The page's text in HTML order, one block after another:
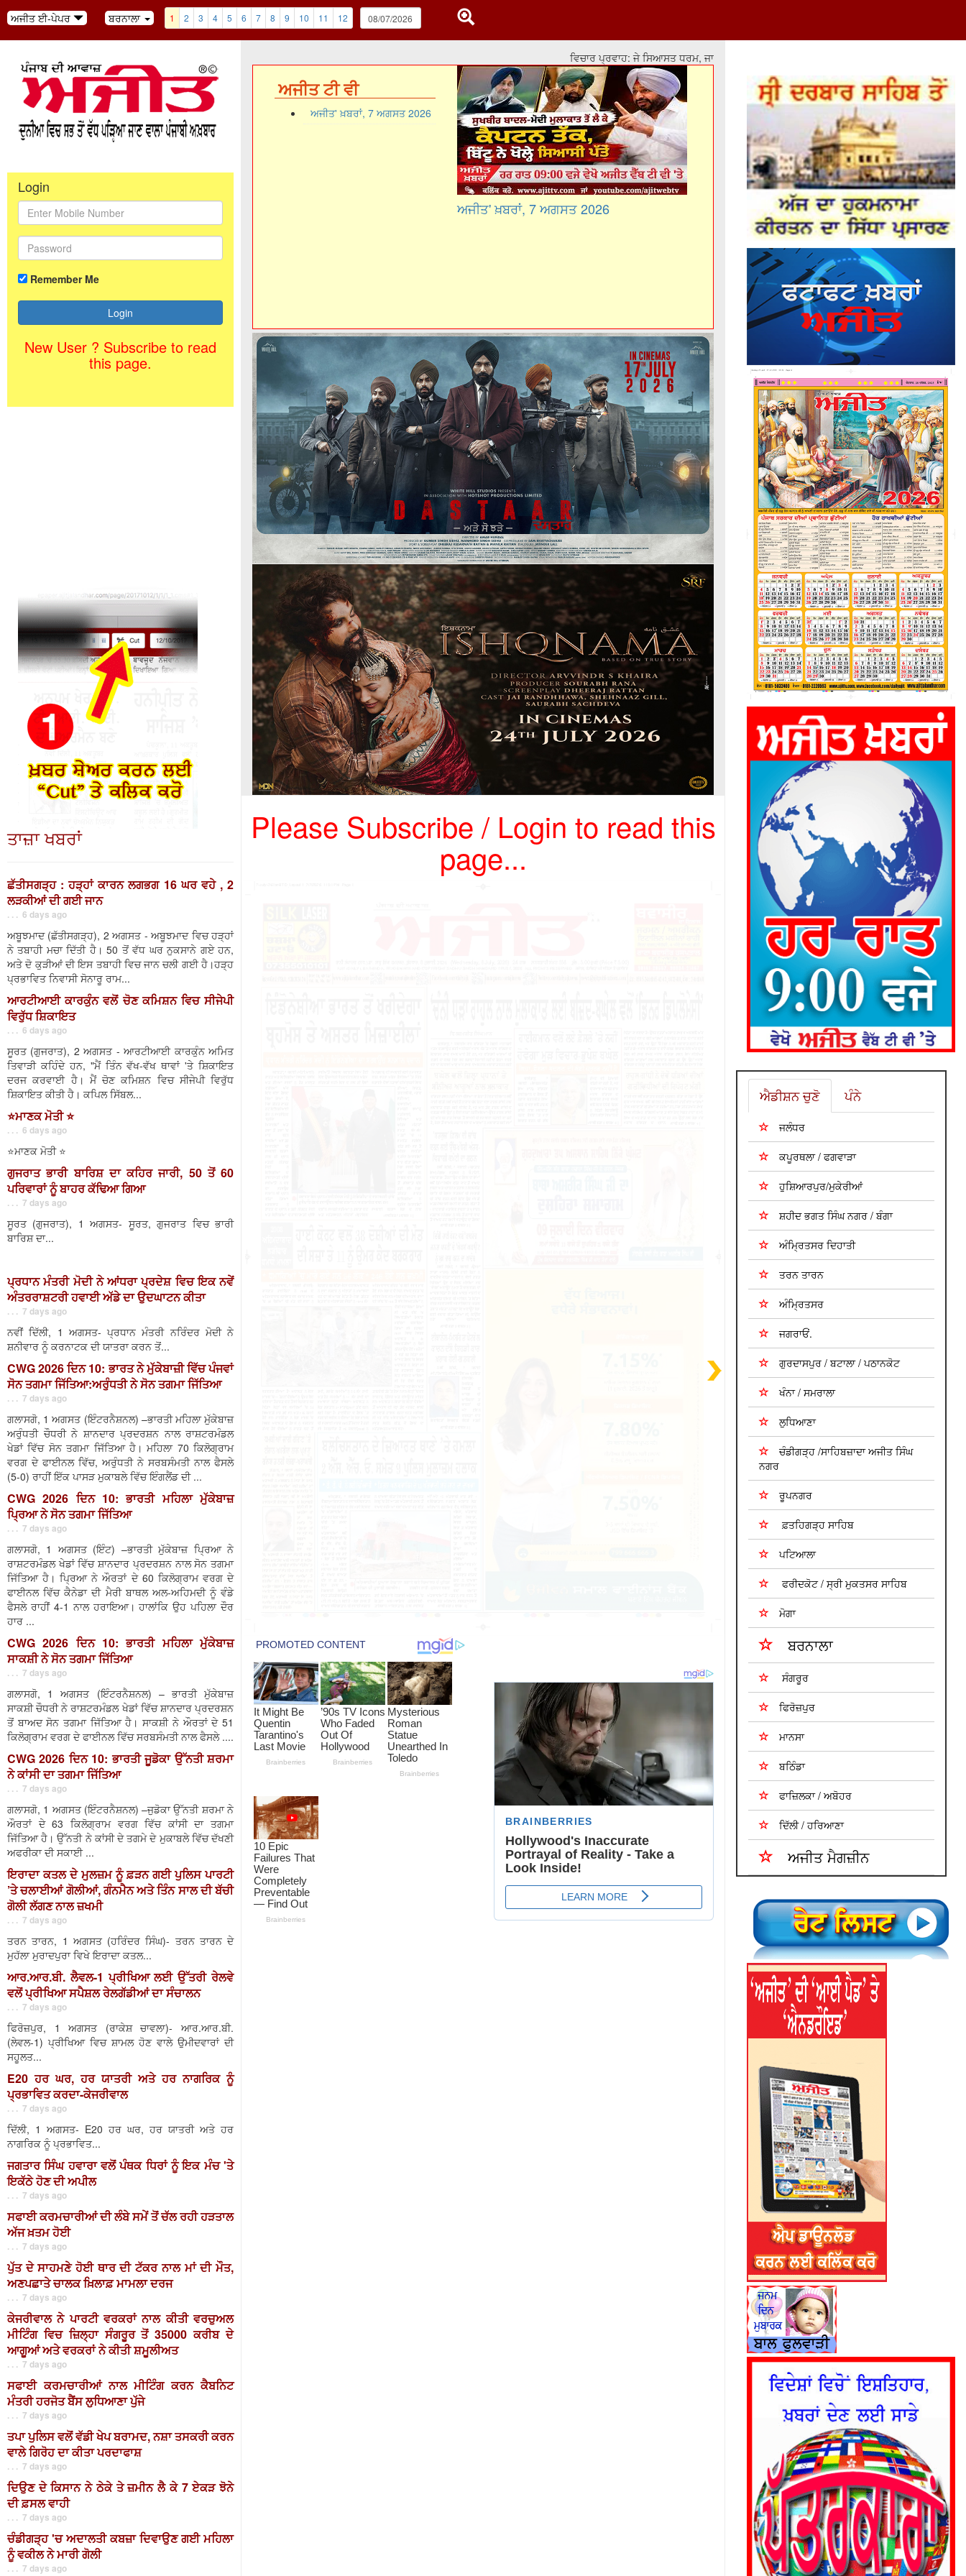
ਅਜੀਤ ਈ-ਪੇਪਰ ਬਰਨਾਲਾ 1 2 3 4 5 6 7 8 9 10 11 12
Login
Remember Me
New User ? Subscribe to read
this page.
ਤਾਜ਼ਾ ਖਬਰਾਂ
ਛੱਤੀਸਗੜ੍ਹ : ਹੜ੍ਹਾਂ ਕਾਰਨ ਲਗਭਗ 16 ਘਰ ਵਹੇ , 2
ਲੜਕੀਆਂ ਦੀ ਗਈ ਜਾਨ
. . . 6 days ago
ਅਬੂਝਮਾਦ (ਛੱਤੀਸਗੜ੍ਹ), 2 ਅਗਸਤ - ਅਬੂਝਮਾਦ ਵਿਚ ਹੜ੍ਹਾਂ
ਨੇ ਤਬਾਹੀ ਮਚਾ ਦਿੱਤੀ ਹੈ। 50 ਤੋਂ ਵੱਧ ਘਰ ਨੁਕਸਾਨੇ ਗਏ ਹਨ,
ਅਤੇ ਦੋ ਕੁੜੀਆਂ ਦੀ ਇਸ ਤਬਾਹੀ ਵਿਚ ਜਾਨ ਚਲੀ ਗਈ ਹੈ।ਹੜ੍ਹ
ਪ੍ਰਭਾਵਿਤ ਨਿਵਾਸੀ ਸੋਨਾਰੂ ਰਾਮ...
ਆਰਟੀਆਈ ਕਾਰਕੁੰਨ ਵਲੋਂ ਚੋਣ ਕਮਿਸ਼ਨ ਵਿਚ ਸੀਜੇਪੀ
ਵਿਰੁੱਧ ਸ਼ਿਕਾਇਤ
. . . 6 days ago
ਸੂਰਤ (ਗੁਜਰਾਤ), 2 ਅਗਸਤ - ਆਰਟੀਆਈ ਕਾਰਕੁੰਨ ਅਮਿਤ
ਤਿਵਾੜੀ ਕਹਿੰਦੇ ਹਨ, "ਮੈਂ ਤਿੰਨ ਵੱਖ-ਵੱਖ ਥਾਵਾਂ 'ਤੇ ਸ਼ਿਕਾਇਤ
ਦਰਜ ਕਰਵਾਈ ਹੈ। ਮੈਂ ਚੋਣ ਕਮਿਸ਼ਨ ਵਿਚ ਸੀਜੇਪੀ ਵਿਰੁੱਧ
ਸ਼ਿਕਾਇਤ ਕੀਤੀ ਹੈ। ਕਪਿਲ ਸਿੱਬਲ...
⭐️ਮਾਣਕ ਮੋਤੀ ⭐️
. . . 6 days ago
⭐️ਮਾਣਕ ਮੋਤੀ ⭐️
ਗੁਜਰਾਤ ਭਾਰੀ ਬਾਰਿਸ਼ ਦਾ ਕਹਿਰ ਜਾਰੀ, 50 ਤੋਂ 60
ਪਰਿਵਾਰਾਂ ਨੂੰ ਬਾਹਰ ਕੱਢਿਆ ਗਿਆ
. . . 7 days ago
ਸੂਰਤ (ਗੁਜਰਾਤ), 1 ਅਗਸਤ- ਸੂਰਤ, ਗੁਜਰਾਤ ਵਿਚ ਭਾਰੀ
ਬਾਰਿਸ਼ ਦਾ...
ਪ੍ਰਧਾਨ ਮੰਤਰੀ ਮੋਦੀ ਨੇ ਆਂਧਰਾ ਪ੍ਰਦੇਸ਼ ਵਿਚ ਇਕ ਨਵੇਂ
ਅੰਤਰਰਾਸ਼ਟਰੀ ਹਵਾਈ ਅੱਡੇ ਦਾ ਉਦਘਾਟਨ ਕੀਤਾ
. . . 7 days ago
ਨਵੀਂ ਦਿੱਲੀ, 1 ਅਗਸਤ- ਪ੍ਰਧਾਨ ਮੰਤਰੀ ਨਰਿੰਦਰ ਮੋਦੀ ਨੇ
ਸ਼ਨੀਵਾਰ ਨੂੰ ਕਰਨਾਟਕ ਦੀ ਯਾਤਰਾ ਕਰਨ ਤੋਂ...
CWG 2026 ਦਿਨ 10: ਭਾਰਤ ਨੇ ਮੁੱਕੇਬਾਜ਼ੀ ਵਿੱਚ ਪੰਜਵਾਂ
ਸੋਨ ਤਗਮਾ ਜਿੱਤਿਆ:ਅਰੁੰਧਤੀ ਨੇ ਸੋਨ ਤਗਮਾ ਜਿੱਤਿਆ
. . . 7 days ago
ਗਲਾਸਗੋ, 1 ਅਗਸਤ (ਇੰਟਰਨੈਸ਼ਨਲ) –ਭਾਰਤੀ ਮਹਿਲਾ ਮੁੱਕੇਬਾਜ਼
ਅਰੁੰਧਤੀ ਚੌਧਰੀ ਨੇ ਸ਼ਾਨਦਾਰ ਪ੍ਰਦਰਸ਼ਨ ਨਾਲ ਰਾਸ਼ਟਰਮੰਡਲ
ਖੇਡਾਂ ਵਿੱਚ ਸੋਨ ਤਗਮਾ ਜਿੱਤਿਆ ਹੈ। ਮਹਿਲਾ 70 ਕਿਲੋਗ੍ਰਾਮ
ਵਰਗ ਦੇ ਫਾਈਨਲ ਵਿੱਚ, ਅਰੁੰਧਤੀ ਨੇ ਸਰਬਸੰਮਤੀ ਨਾਲ ਫੈਸਲੇ
(5-0) ਰਾਹੀਂ ਇੱਕ ਪਾਸੜ ਮੁਕਾਬਲੇ ਵਿੱਚ ਇੰਗਲੈਂਡ ਦੀ ...
CWG 2026 ਦਿਨ 10: ਭਾਰਤੀ ਮਹਿਲਾ ਮੁੱਕੇਬਾਜ਼
ਪ੍ਰਿਆ ਨੇ ਸੋਨ ਤਗਮਾ ਜਿੱਤਿਆ
. . . 7 days ago
ਗਲਾਸਗੋ, 1 ਅਗਸਤ (ਇੰਟ) –ਭਾਰਤੀ ਮੁੱਕੇਬਾਜ਼ ਪ੍ਰਿਆ ਨੇ
ਰਾਸ਼ਟਰਮੰਡਲ ਖੇਡਾਂ ਵਿੱਚ ਸ਼ਾਨਦਾਰ ਪ੍ਰਦਰਸ਼ਨ ਨਾਲ ਸੋਨ ਤਗਮਾ
ਜਿੱਤਿਆ ਹੈ। ਪ੍ਰਿਆ ਨੇ ਔਰਤਾਂ ਦੇ 60 ਕਿਲੋਗ੍ਰਾਮ ਵਰਗ ਦੇ
ਫਾਈਨਲ ਵਿੱਚ ਕੈਨੇਡਾ ਦੀ ਮੈਰੀ ਬਾਥਲ ਅਲ-ਅਹਿਮਦੀ ਨੂੰ ਵੰਡੇ
ਫੈਸਲੇ ਰਾਹੀਂ 4-1 ਨਾਲ ਹਰਾਇਆ। ਹਾਲਾਂਕਿ ਉਹ ਪਹਿਲਾ ਦੌਰ
ਹਾਰ ...
CWG 2026 ਦਿਨ 10: ਭਾਰਤੀ ਮਹਿਲਾ ਮੁੱਕੇਬਾਜ਼
ਸਾਕਸ਼ੀ ਨੇ ਸੋਨ ਤਗਮਾ ਜਿੱਤਿਆ
. . . 7 days ago
ਗਲਾਸਗੋ, 1 ਅਗਸਤ (ਇੰਟਰਨੈਸ਼ਨਲ) – ਭਾਰਤੀ ਮੁੱਕੇਬਾਜ਼
ਸਾਕਸ਼ੀ ਚੌਧਰੀ ਨੇ ਰਾਸ਼ਟਰਮੰਡਲ ਖੇਡਾਂ ਵਿੱਚ ਸ਼ਾਨਦਾਰ ਪ੍ਰਦਰਸ਼ਨ
ਤੋਂ ਬਾਅਦ ਸੋਨ ਤਗਮਾ ਜਿੱਤਿਆ ਹੈ। ਸਾਕਸ਼ੀ ਨੇ ਔਰਤਾਂ ਦੇ 51
ਕਿਲੋਗ੍ਰਾਮ ਵਰਗ ਦੇ ਫਾਈਨਲ ਵਿੱਚ ਸਰਬਸੰਮਤੀ ਨਾਲ ਫੈਸਲੇ ....
CWG 2026 ਦਿਨ 10: ਭਾਰਤੀ ਜੂਡੋਕਾ ਉੱਨਤੀ ਸ਼ਰਮਾ
ਨੇ ਕਾਂਸੀ ਦਾ ਤਗਮਾ ਜਿੱਤਿਆ
. . . 7 days ago
ਗਲਾਸਗੋ, 1 ਅਗਸਤ (ਇੰਟਰਨੈਸ਼ਨਲ) –ਜੁਡੋਕਾ ਉੱਨਤੀ ਸ਼ਰਮਾ ਨੇ
ਔਰਤਾਂ ਦੇ 63 ਕਿਲੋਗ੍ਰਾਮ ਵਰਗ ਵਿੱਚ ਕਾਂਸੀ ਦਾ ਤਗਮਾ
ਜਿੱਤਿਆ ਹੈ। ਉੱਨਤੀ ਨੇ ਕਾਂਸੀ ਦੇ ਤਗਮੇ ਦੇ ਮੁਕਾਬਲੇ ਵਿੱਚ ਦੱਖਣੀ
ਅਫਰੀਕਾ ਦੀ ਸਕਾਈ ...
ਇਰਾਦਾ ਕਤਲ ਦੇ ਮੁਲਜ਼ਮ ਨੂੰ ਫ਼ੜਨ ਗਈ ਪੁਲਿਸ ਪਾਰਟੀ
’ਤੇ ਚਲਾਈਆਂ ਗੋਲੀਆਂ, ਗੰਨਮੈਨ ਅਤੇ ਤਿੰਨ ਸਾਲ ਦੀ ਬੱਚੀ
ਗੋਲੀ ਲੱਗਣ ਨਾਲ ਜ਼ਖਮੀ
. . . 7 days ago
ਤਰਨ ਤਾਰਨ, 1 ਅਗਸਤ (ਹਰਿੰਦਰ ਸਿੰਘ)- ਤਰਨ ਤਾਰਨ ਦੇ
ਮੁਹੱਲਾ ਮੁਰਾਦਪੁਰਾ ਵਿਖੇ ਇਰਾਦਾ ਕਤਲ...
ਆਰ.ਆਰ.ਬੀ. ਲੈਵਲ-1 ਪ੍ਰੀਖਿਆ ਲਈ ਉੱਤਰੀ ਰੇਲਵੇ
ਵਲੋਂ ਪ੍ਰੀਖਿਆ ਸਪੈਸ਼ਲ ਰੇਲਗੱਡੀਆਂ ਦਾ ਸੰਚਾਲਨ
. . . 7 days ago
ਫਿਰੋਜ਼ਪੁਰ, 1 ਅਗਸਤ (ਰਾਕੇਸ਼ ਚਾਵਲਾ)- ਆਰ.ਆਰ.ਬੀ.
(ਲੇਵਲ-1) ਪ੍ਰੀਖਿਆ ਵਿਚ ਸ਼ਾਮਲ ਹੋਣ ਵਾਲੇ ਉਮੀਦਵਾਰਾਂ ਦੀ
ਸਹੂਲਤ...
E20 ਹਰ ਘਰ, ਹਰ ਯਾਤਰੀ ਅਤੇ ਹਰ ਨਾਗਰਿਕ ਨੂੰ
ਪ੍ਰਭਾਵਿਤ ਕਰਦਾ-ਕੇਜਰੀਵਾਲ
. . . 7 days ago
ਦਿੱਲੀ, 1 ਅਗਸਤ- E20 ਹਰ ਘਰ, ਹਰ ਯਾਤਰੀ ਅਤੇ ਹਰ
ਨਾਗਰਿਕ ਨੂੰ ਪ੍ਰਭਾਵਿਤ...
ਜਗਤਾਰ ਸਿੰਘ ਹਵਾਰਾ ਵਲੋਂ ਪੰਥਕ ਧਿਰਾਂ ਨੂੰ ਇਕ ਮੰਚ 'ਤੇ
ਇਕੱਠੇ ਹੋਣ ਦੀ ਅਪੀਲ
. . . 7 days ago
ਸਫਾਈ ਕਰਮਚਾਰੀਆਂ ਦੀ ਲੰਬੇ ਸਮੇਂ ਤੋਂ ਚੱਲ ਰਹੀ ਹੜਤਾਲ
ਅੱਜ ਖ਼ਤਮ ਹੋਈ
. . . 7 days ago
ਪੁੱਤ ਦੇ ਸਾਹਮਣੇ ਹੋਈ ਥਾਰ ਦੀ ਟੱਕਰ ਨਾਲ ਮਾਂ ਦੀ ਮੌਤ,
ਅਣਪਛਾਤੇ ਚਾਲਕ ਖ਼ਿਲਾਫ਼ ਮਾਮਲਾ ਦਰਜ
. . . 7 days ago
ਕੇਜਰੀਵਾਲ ਨੇ ਪਾਰਟੀ ਵਰਕਰਾਂ ਨਾਲ ਕੀਤੀ ਵਰਚੁਅਲ
ਮੀਟਿੰਗ ਵਿਚ ਜ਼ਿਲ੍ਹਾ ਸੰਗਰੂਰ ਤੋਂ 35000 ਕਰੀਬ ਦੇ
ਆਗੂਆਂ ਅਤੇ ਵਰਕਰਾਂ ਨੇ ਕੀਤੀ ਸ਼ਮੂਲੀਅਤ
. . . 7 days ago
ਸਫਾਈ ਕਰਮਚਾਰੀਆਂ ਨਾਲ ਮੀਟਿੰਗ ਕਰਨ ਕੈਬਨਿਟ
ਮੰਤਰੀ ਹਰਜੋਤ ਬੈਂਸ ਲੁਧਿਆਣਾ ਪੁੱਜੇ
. . . 7 days ago
ਤਪਾ ਪੁਲਿਸ ਵਲੋਂ ਵੱਡੀ ਖੇਪ ਬਰਾਮਦ, ਨਸ਼ਾ ਤਸਕਰੀ ਕਰਨ
ਵਾਲੇ ਗਿਰੋਹ ਦਾ ਕੀਤਾ ਪਰਦਾਫਾਸ਼
. . . 7 days ago
ਦਿਉਣ ਦੇ ਕਿਸਾਨ ਨੇ ਠੇਕੇ ਤੇ ਜ਼ਮੀਨ ਲੈ ਕੇ 7 ਏਕੜ ਝੋਨੇ
ਦੀ ਫ਼ਸਲ ਵਾਹੀ
. . . 7 days ago
ਚੰਡੀਗੜ੍ਹ 'ਚ ਅਦਾਲਤੀ ਕਬਜ਼ਾ ਦਿਵਾਉਣ ਗਈ ਮਹਿਲਾ
ਨੂੰ ਵਕੀਲ ਨੇ ਮਾਰੀ ਗੋਲੀ
. . . 7 days ago
ਵਿਚਾਰ ਪ੍ਰਵਾਹ: ਜੇ ਸਿਆਸਤ ਧਰਮ, ਜਾਤ-ਪਾਤ ਦੇ ਫ਼ਰਕਾਂ ਅਤੇ ਲੁੱਟ-ਖਸੁੱਟ 'ਤੇ ਆਧਾਰਿਤ ਹੋਵੇ ਤਾਂ ਇਸ ਦਾ ਨਤੀਜਾ
ਅਜੀਤ ਟੀ ਵੀ
ਅਜੀਤ' ਖ਼ਬਰਾਂ, 7 ਅਗਸਤ 2026
ਅਜੀਤ' ਖ਼ਬਰਾਂ, 7 ਅਗਸਤ 2026
Please Subscribe / Login to read this
page...
ਐਡੀਸ਼ਨ ਚੁਣੋ ਪੰਨੇ
ਜਲੰਧਰ
ਕਪੂਰਥਲਾ / ਫਗਵਾੜਾ
ਹੁਸ਼ਿਆਰਪੁਰ/ਮੁਕੇਰੀਆਂ
ਸ਼ਹੀਦ ਭਗਤ ਸਿੰਘ ਨਗਰ / ਬੰਗਾ
ਅੰਮ੍ਰਿਤਸਰ ਦਿਹਾਤੀ
ਤਰਨ ਤਾਰਨ
ਅੰਮ੍ਰਿਤਸਰ
ਜਗਰਾਓਂ.
ਗੁਰਦਾਸਪੁਰ / ਬਟਾਲਾ / ਪਠਾਨਕੋਟ
ਖੰਨਾ / ਸਮਰਾਲਾ
ਲੁਧਿਆਣਾ
ਚੰਡੀਗੜ੍ਹ /ਸਾਹਿਬਜ਼ਾਦਾ ਅਜੀਤ ਸਿੰਘ
ਨਗਰ
ਰੂਪਨਗਰ
ਫ਼ਤਹਿਗੜ੍ਹ ਸਾਹਿਬ
ਪਟਿਆਲਾ
ਫਰੀਦਕੋਟ / ਸ੍ਰੀ ਮੁਕਤਸਰ ਸਾਹਿਬ
ਮੋਗਾ
ਬਰਨਾਲਾ
ਸੰਗਰੂਰ
ਫਿਰੋਜ਼ਪੁਰ
ਮਾਨਸਾ
ਬਠਿੰਡਾ
ਫਾਜ਼ਿਲਕਾ / ਅਬੋਹਰ
ਦਿੱਲੀ / ਹਰਿਆਣਾ
ਅਜੀਤ ਮੈਗਜ਼ੀਨ